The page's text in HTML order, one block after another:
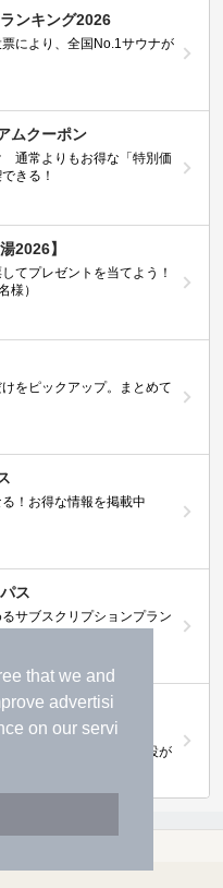
that we and
advertisi
on our servi
ンキング2026
により、全国No.1サウナが
ムクーポン
通常よりもお得な「特別価
きる！
2026】
てプレゼントを当てよう！
様）
をピックアップ。まとめて
！お得な情報を掲載中
ス
サブスクリプションプラン
イル株主優待のご案
施設に行こう！対象施設が